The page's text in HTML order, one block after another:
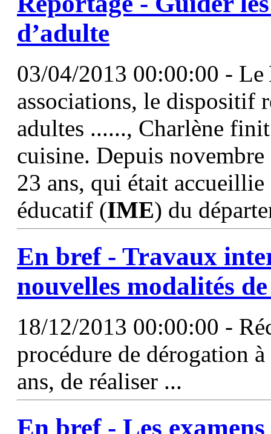
d’adulte
03/04/2013 00:00:00 - Le
associations, le dispositif
adultes ......, Charlène
cuisine. Depuis
23 ans, qui était
éducatif (IME) du
En bref - Travaux
nouvelles modalités
18/12/2013 00:00:00 -
procédure de dérogation
ans, de réaliser ...
En bref - Les